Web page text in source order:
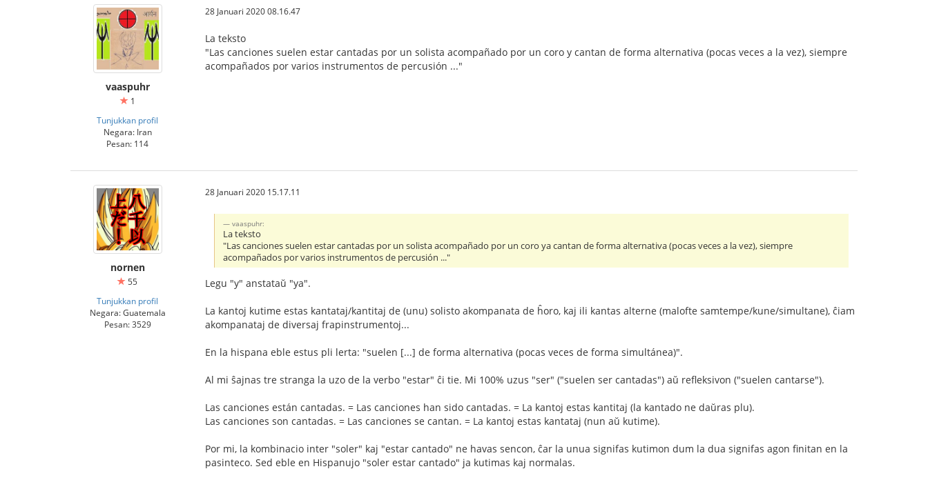
vaaspuhr
1
Tunjukkan profil
Negara: Iran
Pesan: 114
28 Januari 2020 08.16.47
La teksto
"Las canciones suelen estar cantadas por un solista acompañado por un coro y cantan de forma alternativa (pocas veces a la vez), siempre
acompañados por varios instrumentos de percusión ..."
nornen
55
Tunjukkan profil
Negara: Guatemala
Pesan: 3529
28 Januari 2020 15.17.11
vaaspuhr:
La teksto
"Las canciones suelen estar cantadas por un solista acompañado por un coro ya cantan de forma alternativa (pocas veces a la vez), siempre
acompañados por varios instrumentos de percusión ..."
Legu "y" anstataŭ "ya".
La kantoj kutime estas kantataj/kantitaj de (unu) solisto akompanata de ĥoro, kaj ili kantas alterne (malofte samtempe/kune/simultane), ĉiam
akompanataj de diversaj frapinstrumentoj...
En la hispana eble estus pli lerta: "suelen [...] de forma alternativa (pocas veces de forma simultánea)".
Al mi ŝajnas tre stranga la uzo de la verbo "estar" ĉi tie. Mi 100% uzus "ser" ("suelen ser cantadas") aŭ refleksivon ("suelen cantarse").
Las canciones están cantadas. = Las canciones han sido cantadas. = La kantoj estas kantitaj (la kantado ne daŭras plu).
Las canciones son cantadas. = Las canciones se cantan. = La kantoj estas kantataj (nun aŭ kutime).
Por mi, la kombinacio inter "soler" kaj "estar cantado" ne havas sencon, ĉar la unua signifas kutimon dum la dua signifas agon finitan en la
pasinteco. Sed eble en Hispanujo "soler estar cantado" ja kutimas kaj normalas.